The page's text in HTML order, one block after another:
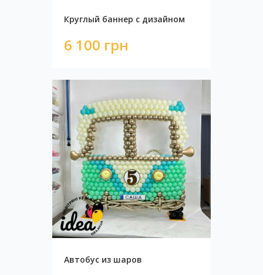
Круглый баннер с дизайном
6 100 грн
Круглый баннер с дизайном
6 100 грн
Автобус из шаров